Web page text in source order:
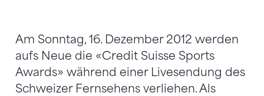
Am Sonntag, 16. Dezember 2012 werden
aufs Neue die «Credit Suisse Sports
Awards» während einer Livesendung des
Schweizer Fernsehens verliehen. Als